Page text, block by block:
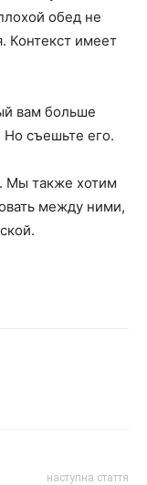
обед не
Контекст имеет
вам больше
Но съешьте его.
Мы также хотим
между ними,
наступна стаття